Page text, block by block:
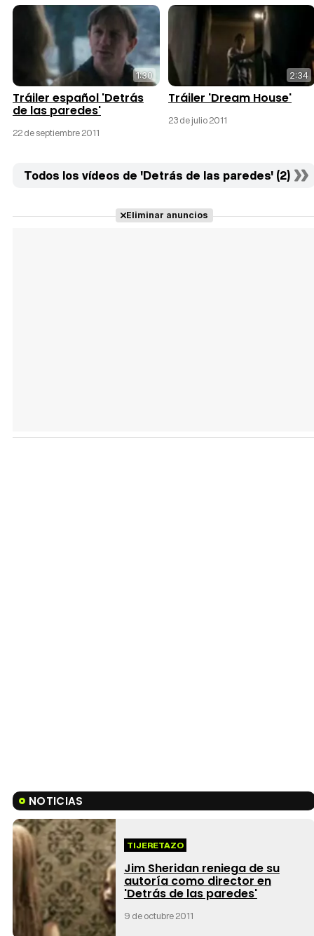
1:30
Tráiler español 'Detrás
de las paredes'
22 de septiembre 2011
2:34
Tráiler 'Dream House'
23 de julio 2011
Todos los vídeos de 'Detrás de las paredes' (2)
Eliminar anuncios
NOTICIAS
TIJERETAZO
Jim Sheridan reniega de su
autoría como director en
'Detrás de las paredes'
9 de octubre 2011